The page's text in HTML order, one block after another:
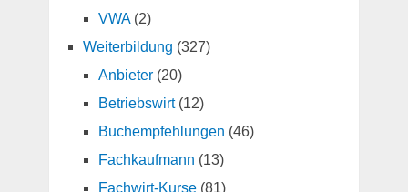
VWA(2)
Weiterbildung (327)
Anbieter(20)
Betriebswirt(12)
Buchempfehlungen (46)
Fachkaufmann (13)
Fachwirt-Kurse(81)